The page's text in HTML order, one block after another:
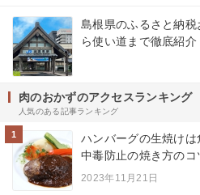
島根県のふるさと納
ら使い道まで徹底紹介
肉のおかずのアクセスランキング
人気のある記事ランキング
1
ハンバーグの生焼け
中毒防止の焼き方のコ
2023年11月21日